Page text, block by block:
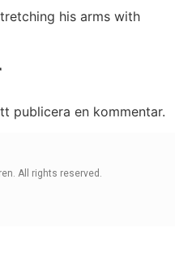
his arms with
publicera en kommentar.
All rights reserved.